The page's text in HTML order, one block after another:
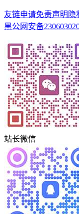
友链申请免责声明 隐
黑公网安备
站长微信